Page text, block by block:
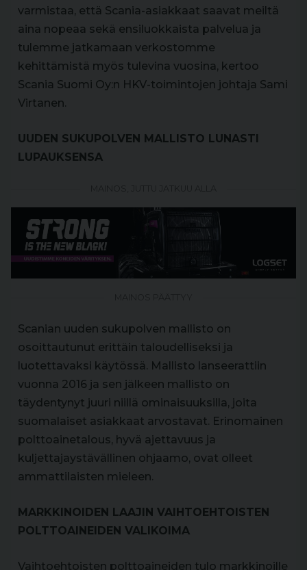
varmistaa, että Scania-asiakkaat saavat meiltä
aina nopeaa sekä ensiluokkaista palvelua ja
tulemme jatkamaan verkostomme
kehittämistä myös tulevina vuosina, kertoo
Scania Suomi Oy:n HKV-toimintojen johtaja Sami
Virtanen.
UUDEN SUKUPOLVEN MALLISTO LUNASTI
LUPAUKSENSA
Scanian uuden sukupolven mallisto on
osoittautunut erittäin taloudelliseksi ja
luotettavaksi käytössä. Mallisto lanseerattiin
vuonna 2016 ja sen jälkeen mallisto on
täydentynyt juuri niillä ominaisuuksilla, joita
suomalaiset asiakkaat arvostavat. Erinomainen
polttoainetalous, hyvä ajettavuus ja
kuljettajaystävällinen ohjaamo, ovat olleet
ammattilaisten mieleen.
MARKKINOIDEN LAAJIN VAIHTOEHTOISTEN
POLTTOAINEIDEN VALIKOIMA
Vaihtoehtoisten polttoaineiden tulo markkinoille